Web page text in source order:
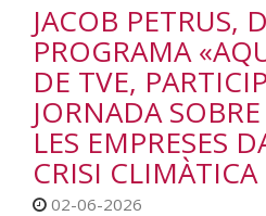
JACOB PETRUS,
PROGRAMA
DE TVE,
JORNADA
LES EMPRESES
CRISI CLIMÀTICA
02-06-2026